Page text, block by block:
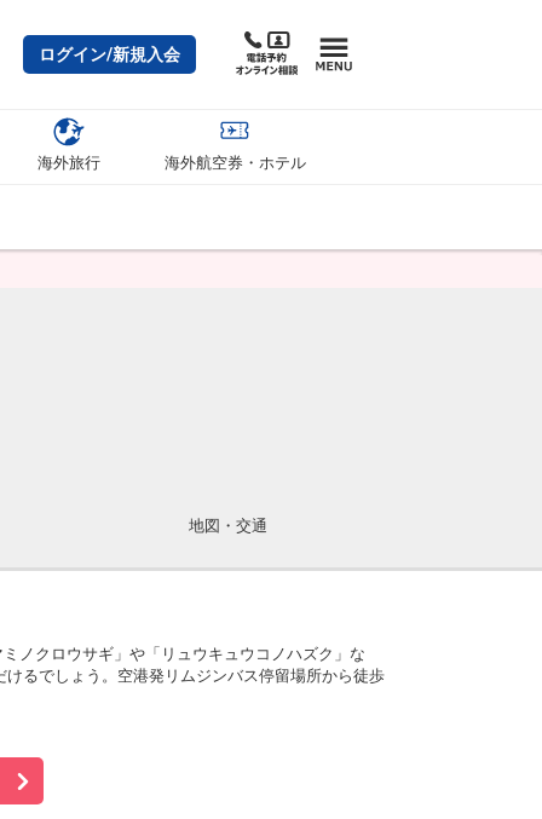
ログイン/新規入会
海外旅行 海外航空券・ホテル
地図・交通
ノクロウサギ」や「リュウキュウコノハズク」な
るでしょう。空港発リムジンバス停留場所から徒歩